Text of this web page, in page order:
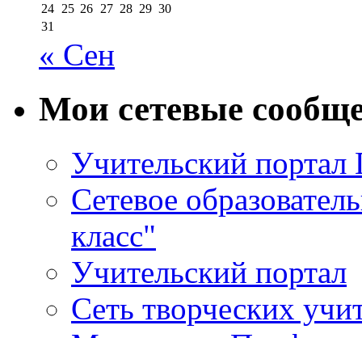
24 25 26 27 28 29 30
31
« Сен
Мои сетевые
Учительский
Сетевое
класс"
Учительский портал
Сеть творческих